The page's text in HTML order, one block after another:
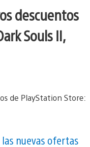
descuentos
Souls II,
nuevas ofertas